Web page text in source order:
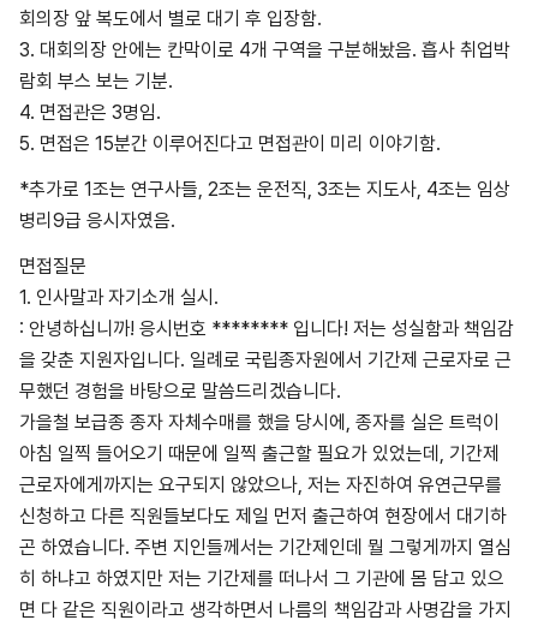
회의장 앞 복도에서 별로 대기 후 입장함.
3. 대회의장 안에는 칸막이로 4개 구역을 구분해놨음. 흡사 취업박
람회 부스 보는 기분.
4. 면접관은 3명임.
5. 면접은 15분간 이루어진다고 면접관이 미리 이야기함.
*추가로 1조는 연구사들, 2조는 운전직, 3조는 지도사, 4조는 임상
병리9급 응시자였음.
면접질문
1. 인사말과 자기소개 실시.
: 안녕하십니까! 응시번호 ******** 입니다! 저는 성실함과 책임감
을 갖춘 지원자입니다. 일례로 국립종자원에서 기간제 근로자로 근
무했던 경험을 바탕으로 말씀드리겠습니다.
가을철 보급종 종자 자체수매를 했을 당시에, 종자를 실은 트럭이
아침 일찍 들어오기 때문에 일찍 출근할 필요가 있었는데, 기간제
근로자에게까지는 요구되지 않았으나, 저는 자진하여 유연근무를
신청하고 다른 직원들보다도 제일 먼저 출근하여 현장에서 대기하
곤 하였습니다. 주변 지인들께서는 기간제인데 뭘 그렇게까지 열심
히 하냐고 하였지만 저는 기간제를 떠나서 그 기관에 몸 담고 있으
면 다 같은 직원이라고 생각하면서 나름의 책임감과 사명감을 가지